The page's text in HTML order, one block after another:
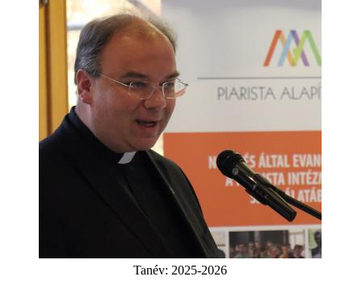
Tanév: 2025-2026